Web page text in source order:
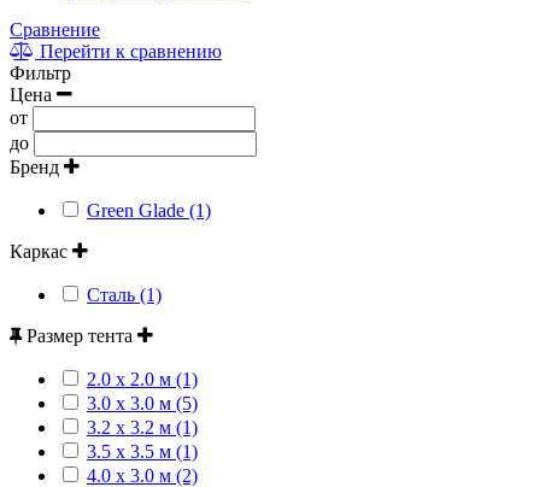
Сравнение
Перейти к сравнению
Фильтр
Цена
от
до
Бренд
Green Glade (1)
Каркас
Сталь (1)
Размер тента
2.0 х 2.0 м (1)
3.0 x 3.0 м (5)
3.2 x 3.2 м (1)
3.5 x 3.5 м (1)
4.0 x 3.0 м (2)